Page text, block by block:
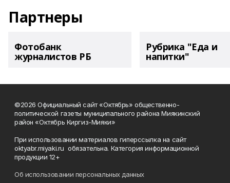
Партнеры
Фотобанк
журналистов РБ
Рубрика "Еда и
напитки"
©2026 Официальный сайт «Октябрь» общественно-
политической газеты муниципального района Миякинский
район «Октябрь Киргиз-Мияки»
При использовании материалов гиперссылка на сайт
oktyabr.miyaki.ru обязательна. Категория информационной
продукции 12+
Об использовании персональных данных